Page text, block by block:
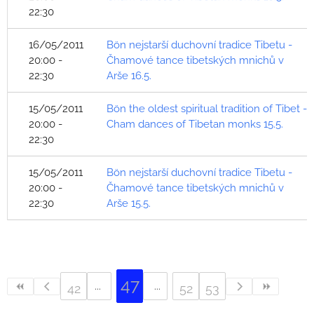
22:30
16/05/2011
20:00 -
22:30
Bön nejstarší duchovní tradice Tibetu -
Čhamové tance tibetských mnichů v
Arše 16.5.
15/05/2011
20:00 -
22:30
Bön the oldest spiritual tradition of Tibet -
Cham dances of Tibetan monks 15.5.
15/05/2011
20:00 -
22:30
Bön nejstarší duchovní tradice Tibetu -
Čhamové tance tibetských mnichů v
Arše 15.5.
42 47 52 53